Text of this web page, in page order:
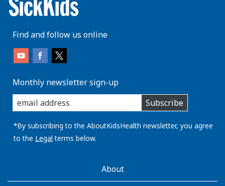
Find and follow us online
Monthly newsletter sign-up
enter
you
email
address:
Subscribe
*By subscribing to the AboutKidsHealth newsletter, you agree
to the Legal terms below.
AboutKidsHealthAbout